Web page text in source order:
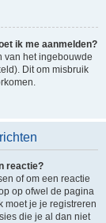
ik me aanmelden?
van het ingebouwde
Dit om misbruik
reactie?
of om een reactie
op ofwel de pagina
moet je je registreren
die je al dan niet